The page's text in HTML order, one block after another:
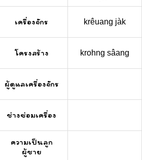
เครื่องจักร krêuang jàk
โครงสร้าง krohng sâang
ผู้ดูแลเครื่องจักร
ช่างซ่อมเครื่อง
ความเป็นลูก
ผู้ชาย